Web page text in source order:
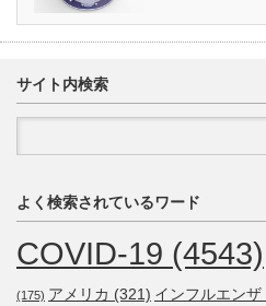
サイト内検索
よく検索されているワード
COVID-19 (4543)
(175) アメリカ (321) インフルエンザ